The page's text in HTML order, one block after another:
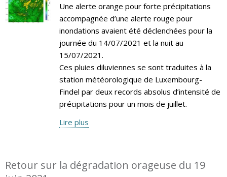
Une alerte orange pour forte précipitations
accompagnée d’une alerte rouge pour
inondations avaient été déclenchées pour la
journée du 14/07/2021 et la nuit au
15/07/2021.
Ces pluies diluviennes se sont traduites à la
station météorologique de Luxembourg-
Findel par deux records absolus d’intensité de
précipitations pour un mois de juillet.
Lire plus
Retour sur la dégradation orageuse du 19